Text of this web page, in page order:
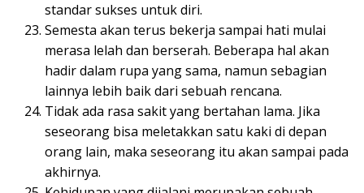
standar sukses untuk diri.
Semesta akan terus bekerja sampai hati mulai
merasa lelah dan berserah. Beberapa hal akan
hadir dalam rupa yang sama, namun sebagian
lainnya lebih baik dari sebuah rencana.
Tidak ada rasa sakit yang bertahan lama. Jika
seseorang bisa meletakkan satu kaki di depan
orang lain, maka seseorang itu akan sampai pada
akhirnya.